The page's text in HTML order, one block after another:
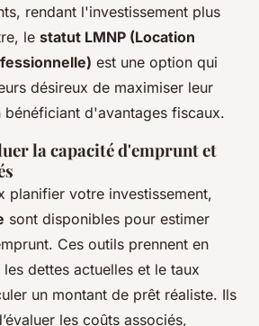
rendant l'investissement plus
le statut LMNP (Location
est une option qui
désireux de maximiser leur
bénéficiant d'avantages fiscaux.
la capacité d'emprunt et
planifier votre investissement,
sont disponibles pour estimer
Ces outils prennent en
dettes actuelles et le taux
un montant de prêt réaliste. Ils
les coûts associés,